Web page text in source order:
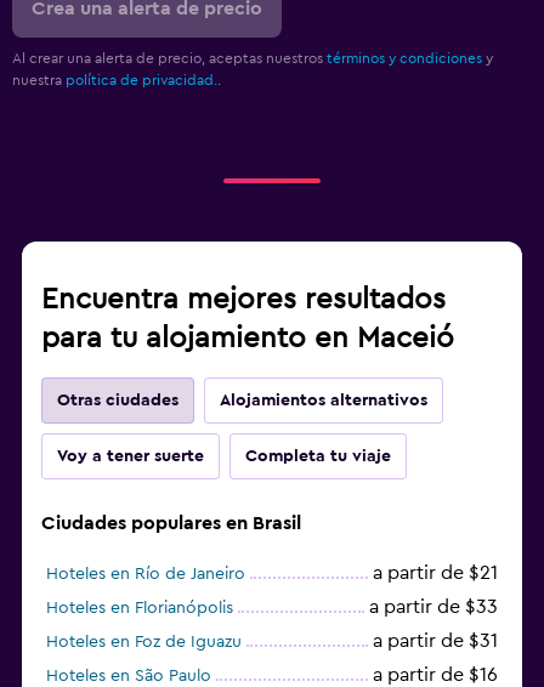
Crea una alerta de precio
Al crear una alerta de precio, aceptas nuestros términos y condiciones y
nuestra política de privacidad.
Encuentra mejores resultados
para tu alojamiento en Maceió
Otras ciudades Alojamientos alternativos
Voy a tener suerte Completa tu viaje
Ciudades populares en Brasil
Hoteles en Río de Janeiro a partir de $21
Hoteles en Florianópolis a partir de $33
Hoteles en Foz de Iguazu a partir de $31
Hoteles en São Paulo a partir de $16